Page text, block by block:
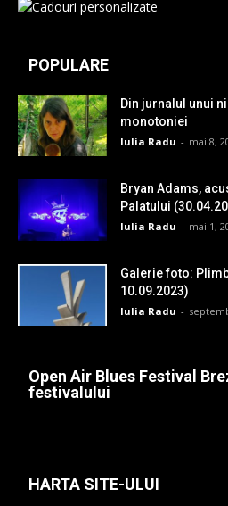
POPULARE
Din jurnalul unui
monotoniei
Iulia Radu - mai 8,
Bryan Adams,
Palatului
Iulia Radu - mai 1,
Galerie foto:
10.09.2023)
Iulia Radu -
Open Air Blues Festival
festivalului
HARTA SITE-ULUI